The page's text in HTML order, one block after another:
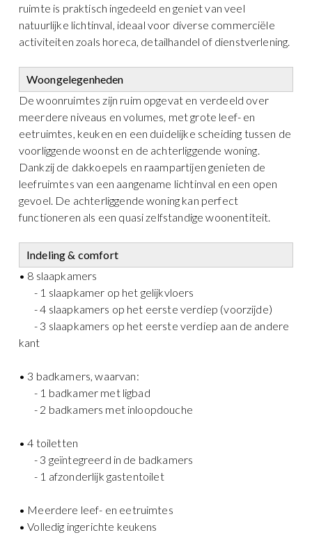
ruimte is praktisch ingedeeld en geniet van veel
natuurlijke lichtinval, ideaal voor diverse commerciële
activiteiten zoals horeca, detailhandel of dienstverlening.
Woongelegenheden
De woonruimtes zijn ruim opgevat en verdeeld over
meerdere niveaus en volumes, met grote leef- en
eetruimtes, keuken en een duidelijke scheiding tussen de
voorliggende woonst en de achterliggende woning.
Dankzij de dakkoepels en raampartijen genieten de
leefruimtes van een aangename lichtinval en een open
gevoel. De achterliggende woning kan perfect
functioneren als een quasi zelfstandige woonentiteit.
Indeling & comfort
• 8 slaapkamers
- 1 slaapkamer op het gelijkvloers
- 4 slaapkamers op het eerste verdiep (voorzijde)
- 3 slaapkamers op het eerste verdiep aan de andere
kant
• 3 badkamers, waarvan:
- 1 badkamer met ligbad
- 2 badkamers met inloopdouche
• 4 toiletten
- 3 geïntegreerd in de badkamers
- 1 afzonderlijk gastentoilet
• Meerdere leef- en eetruimtes
• Volledig ingerichte keukens